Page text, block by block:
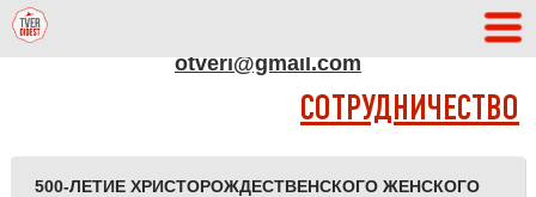
otveri@gmail.com
СОТРУДНИЧЕСТВО
500-ЛЕТИЕ ХРИСТОРОЖДЕСТВЕНСКОГО ЖЕНСКОГО